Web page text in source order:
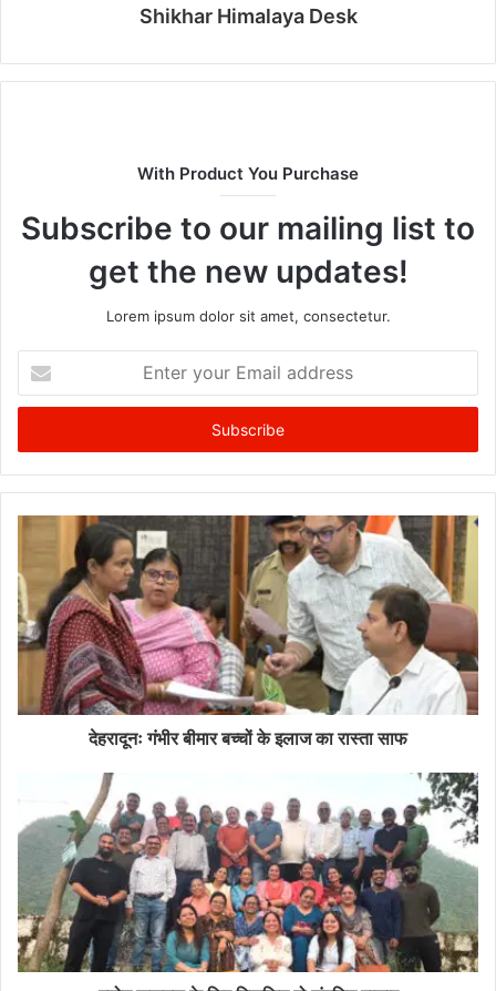
Shikhar Himalaya Desk
With Product You Purchase
Subscribe to our mailing list to
get the new updates!
Lorem ipsum dolor sit amet, consectetur.
your
Email
देहरादूनः गंभीर बीमार बच्चों के इलाज का रास्ता साफ